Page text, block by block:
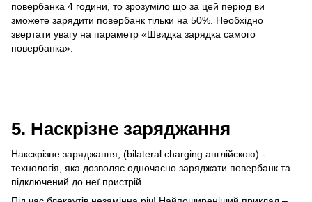
повербанка 4 години, то зрозуміло що за цей період ви
зможете зарядити повербанк тільки на 50%. Необхідно
звертати увагу на параметр «Швидка зарядка самого
повербанка».
5. Наскрізне заряджання
Накскрізне заряджання, (bilateral charging англійскою) -
технологія, яка дозволяє одночасно заряджати повербанк та
підключений до неї пристрій.